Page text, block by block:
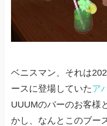
ベニスマン、それは
ースに登場していたア
UUUMのバーのお客様
かし、なんとこのブー